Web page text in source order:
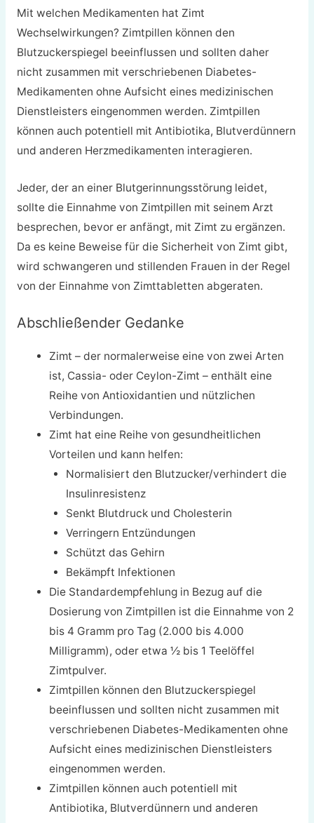
Mit welchen Medikamenten hat Zimt
Wechselwirkungen? Zimtpillen können den
Blutzuckerspiegel beeinflussen und sollten daher
nicht zusammen mit verschriebenen Diabetes-
Medikamenten ohne Aufsicht eines medizinischen
Dienstleisters eingenommen werden. Zimtpillen
können auch potentiell mit Antibiotika, Blutverdünnern
und anderen Herzmedikamenten interagieren.
Jeder, der an einer Blutgerinnungsstörung leidet,
sollte die Einnahme von Zimtpillen mit seinem Arzt
besprechen, bevor er anfängt, mit Zimt zu ergänzen.
Da es keine Beweise für die Sicherheit von Zimt gibt,
wird schwangeren und stillenden Frauen in der Regel
von der Einnahme von Zimttabletten abgeraten.
Abschließender Gedanke
Zimt – der normalerweise eine von zwei Arten
ist, Cassia- oder Ceylon-Zimt – enthält eine
Reihe von Antioxidantien und nützlichen
Verbindungen.
Zimt hat eine Reihe von gesundheitlichen
Vorteilen und kann helfen:
Normalisiert den Blutzucker/verhindert die
Insulinresistenz
Senkt Blutdruck und Cholesterin
Verringern Entzündungen
Schützt das Gehirn
Bekämpft Infektionen
Die Standardempfehlung in Bezug auf die
Dosierung von Zimtpillen ist die Einnahme von 2
bis 4 Gramm pro Tag (2.000 bis 4.000
Milligramm), oder etwa ½ bis 1 Teelöffel
Zimtpulver.
Zimtpillen können den Blutzuckerspiegel
beeinflussen und sollten nicht zusammen mit
verschriebenen Diabetes-Medikamenten ohne
Aufsicht eines medizinischen Dienstleisters
eingenommen werden.
Zimtpillen können auch potentiell mit
Antibiotika, Blutverdünnern und anderen